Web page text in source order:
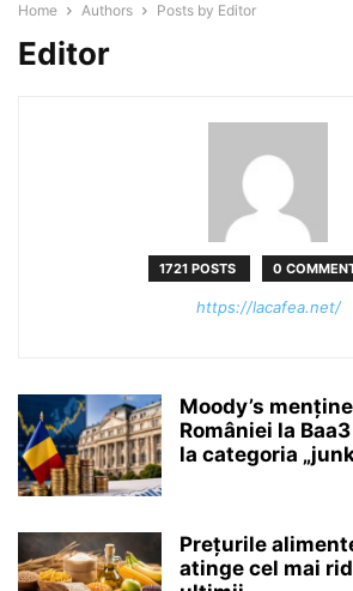
Home Authors Posts by Editor
Editor
1721 POSTS 0
https://lacafea.net/
Moody’s
României la
la categoria
Prețurile
atinge cel mai